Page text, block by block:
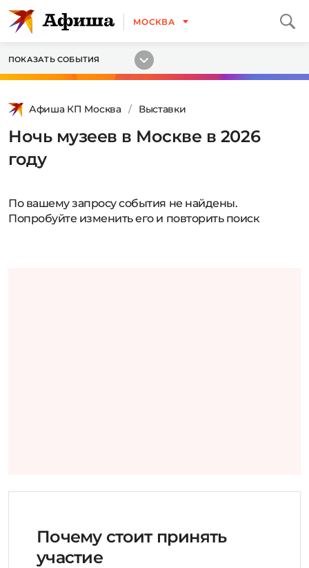
МОСКВА
ПОКАЗАТЬ СОБЫТИЯ
Афиша КП Москва Выставки
Ночь музеев в Москве в 2026
году
По вашему запросу события не найдены.
Попробуйте изменить его и повторить поиск
Почему стоит принять
участие